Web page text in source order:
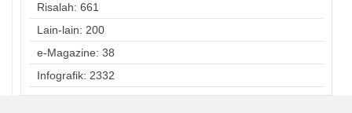
Risalah: 661
Lain-lain: 200
e-Magazine: 38
Infografik: 2332